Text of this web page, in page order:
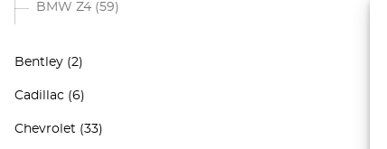
BMW Z4 (59)
Bentley (2)
Cadillac (6)
Chevrolet (33)